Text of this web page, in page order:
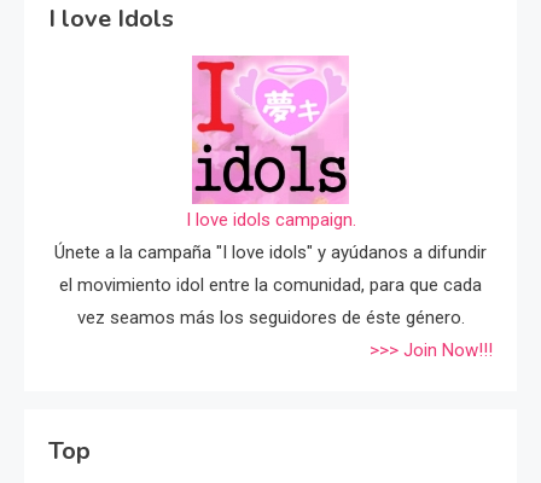
I love Idols
I love idols campaign.
Únete a la campaña "I love idols" y ayúdanos a difundir
el movimiento idol entre la comunidad, para que cada
vez seamos más los seguidores de éste género.
>>> Join Now!!!
Top